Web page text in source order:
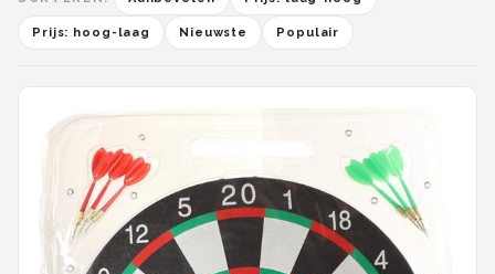
Prijs: hoog-laag Nieuwste Populair